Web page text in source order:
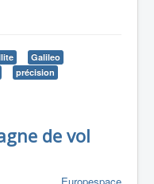
Galileo
précision
de vol